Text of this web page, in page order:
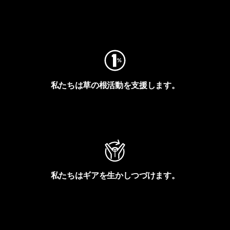
私たちは草の根活動を支援します。
私たちはギアを生かしつづけます。